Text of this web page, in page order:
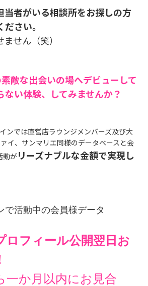
当者がいる相談所をお探しの方
さい。
せん（笑）
敵な出会いの場へデビューして
ない体験、してみませんか？
ンでは直営店ラウンジメンバーズ及び大
イ、サンマリエ同様のデータベースと会
動がリーズナブルな金額で実現し
活動中の会員様データ
ロフィール公開翌日お
一か月以内にお見合